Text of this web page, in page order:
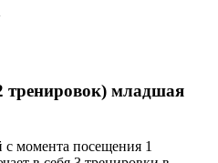
тренировок) младшая
с момента посещения 1